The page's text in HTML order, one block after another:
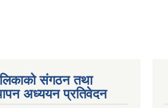
संगठन तथा
अध्ययन प्रतिवेदन